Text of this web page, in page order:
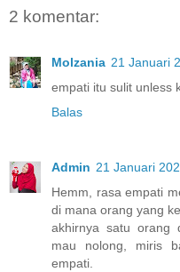
2 komentar:
Molzania 21 Januari
empati itu sulit unless
Balas
Admin 21 Januari
Hemm, rasa empati
di mana orang yang
akhirnya satu orang
mau nolong, miris
empati.